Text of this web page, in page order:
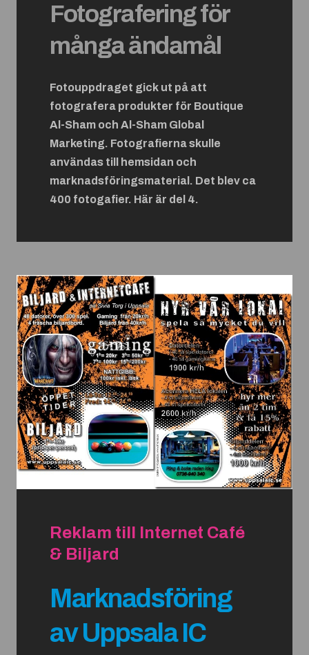
Fotografering för
många ändamål
Fotouppdraget gick ut på att
fotografera produkter för Boutique
Al-Sham och Al-Sham Global
Marketing. Fotografierna skulle
användas till hemsidan och
marknadsföringsmaterial. Det blev ca
400 fotogafier. Här är del 4.
Reklam till Internet Café
& Biljard
Marknadsföring
av Uppsala IC